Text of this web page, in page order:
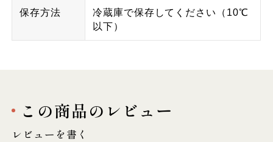
保存方法
冷蔵庫で保存してください（10℃
以下）
この商品のレビュー
レビューを書く